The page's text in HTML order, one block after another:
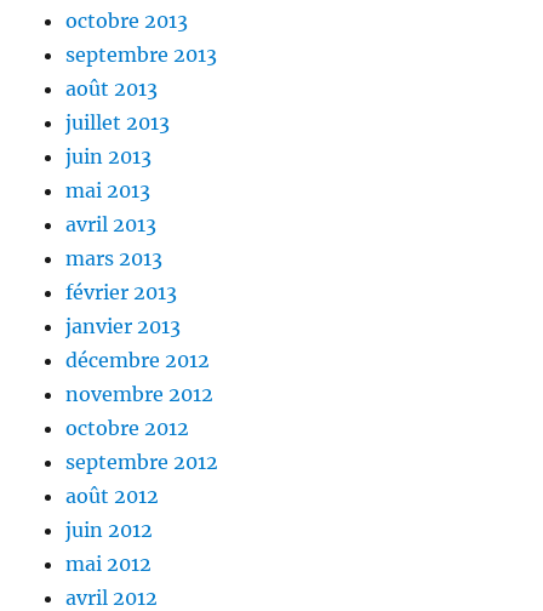
octobre 2013
septembre 2013
août 2013
juillet 2013
juin 2013
mai 2013
avril 2013
mars 2013
février 2013
janvier 2013
décembre 2012
novembre 2012
octobre 2012
septembre 2012
août 2012
juin 2012
mai 2012
avril 2012